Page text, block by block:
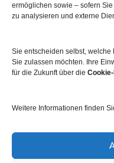
ermöglichen sowie – sofern
zu analysieren und externe
Sie entscheiden selbst,
Sie zulassen möchten. Ihre
für die Zukunft über die
Weitere Informationen finden